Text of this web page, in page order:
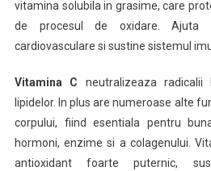
vitamina solubila in grasime, care
de procesul de oxidare. Ajuta
cardiovasculare si sustine sistemul
Vitamina C neutralizeaza
lipidelor. In plus are numeroase alte
corpului, fiind esentiala pentru
hormoni, enzime si a colagenului.
antioxidant foarte puternic,